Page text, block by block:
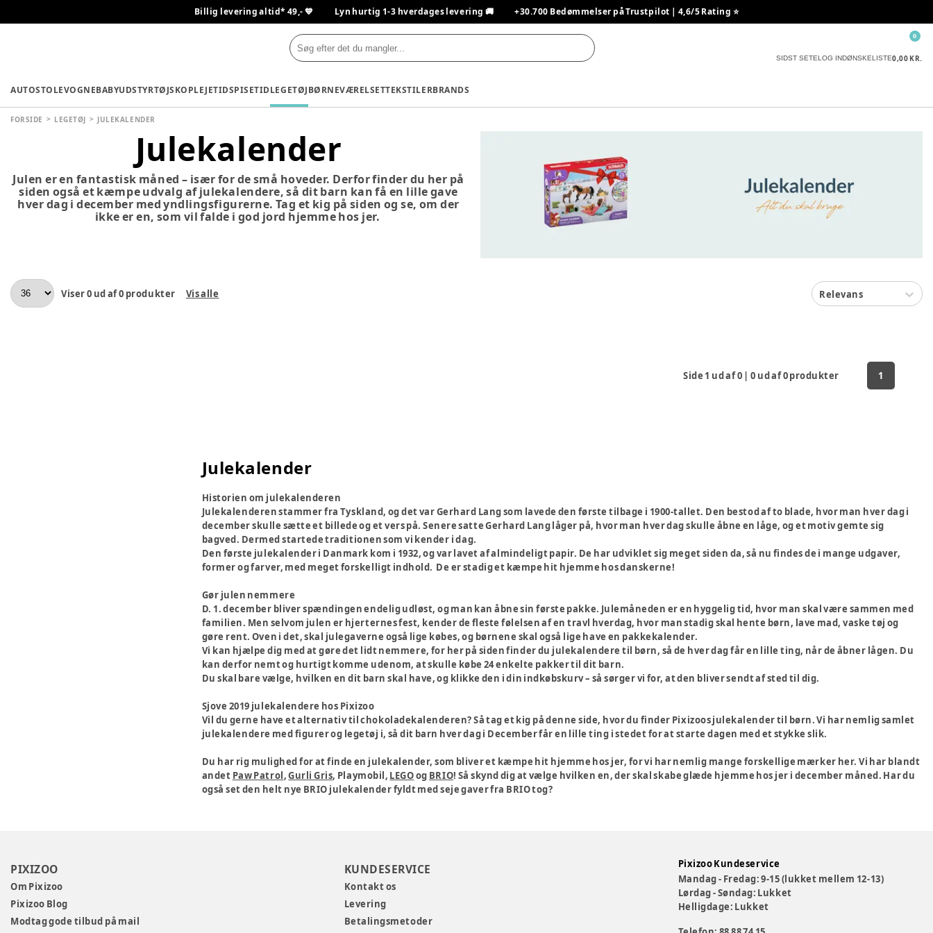
Billig levering altid* 49,- 💙 Lyn hurtig 1-3 hverdages levering 🚚 +30.700 Bedømmelser på Trustpilot | 4,6/5 Rating ⭐️
SIDST SETELOG INDØNSKELISTE0,00 KR.
0
AUTOSTOLEVOGNEBABYUDSTYRTØJSKOPLEJETIDSPISETIDLEGETØJBØRNEVÆRELSETTEKSTILERBRANDS
FORSIDE LEGETØJ JULEKALENDER
Julekalender
Julen er en fantastisk måned – især for de små hoveder. Derfor finder du her på
siden også et kæmpe udvalg af julekalendere, så dit barn kan få en lille gave
hver dag i december med yndlingsfigurerne. Tag et kig på siden og se, om der
ikke er en, som vil falde i god jord hjemme hos jer.
Viser0 ud af0 produkter Vis alle Relevans
Side 1 ud af0 |0 ud af0produkter 1
Julekalender
Historien om julekalenderen
Julekalenderen stammer fra Tyskland, og det var Gerhard Lang som lavede den første tilbage i 1900-tallet. Den bestod af to blade, hvor man hver dag i
december skulle sætte et billede og et vers på. Senere satte Gerhard Lang låger på, hvor man hver dag skulle åbne en låge, og et motiv gemte sig
bagved. Dermed startede traditionen som vi kender i dag.
Den første julekalender i Danmark kom i 1932, og var lavet af almindeligt papir. De har udviklet sig meget siden da, så nu findes de i mange udgaver,
former og farver, med meget forskelligt indhold. De er stadig et kæmpe hit hjemme hos danskerne!
Gør julen nemmere
D. 1. december bliver spændingen endelig udløst, og man kan åbne sin første pakke. Julemåneden er en hyggelig tid, hvor man skal være sammen med
familien. Men selvom julen er hjerternes fest, kender de fleste følelsen af en travl hverdag, hvor man stadig skal hente børn, lave mad, vaske tøj og
gøre rent. Oven i det, skal julegaverne også lige købes, og børnene skal også lige have en pakkekalender.
Vi kan hjælpe dig med at gøre det lidt nemmere, for her på siden finder du julekalendere til børn, så de hver dag får en lille ting, når de åbner lågen. Du
kan derfor nemt og hurtigt komme udenom, at skulle købe 24 enkelte pakker til dit barn.
Du skal bare vælge, hvilken en dit barn skal have, og klikke den i din indkøbskurv – så sørger vi for, at den bliver sendt af sted til dig.
Sjove 2019 julekalendere hos Pixizoo
Vil du gerne have et alternativ til chokoladekalenderen? Så tag et kig på denne side, hvor du finder Pixizoos julekalender til børn. Vi har nemlig samlet
julekalendere med figurer og legetøj i, så dit barn hver dag i December får en lille ting i stedet for at starte dagen med et stykke slik.
Du har rig mulighed for at finde en julekalender, som bliver et kæmpe hit hjemme hos jer, for vi har nemlig mange forskellige mærker her. Vi har blandt
andet Paw Patrol,Gurli Gris, Playmobil, LEGOog BRIO! Så skynd dig at vælge hvilken en, der skal skabe glæde hjemme hos jer i december måned. Har du
også set den helt nye BRIO julekalender fyldt med seje gaver fra BRIO tog?
PIXIZOO
Om Pixizoo
Pixizoo Blog
Modtag gode tilbud på mail
KUNDESERVICE
Kontakt os
Levering
Betalingsmetoder
Pixizoo Kundeservice
Mandag - Fredag: 9-15 (lukket mellem 12-13)
Lørdag - Søndag: Lukket
Helligdage: Lukket